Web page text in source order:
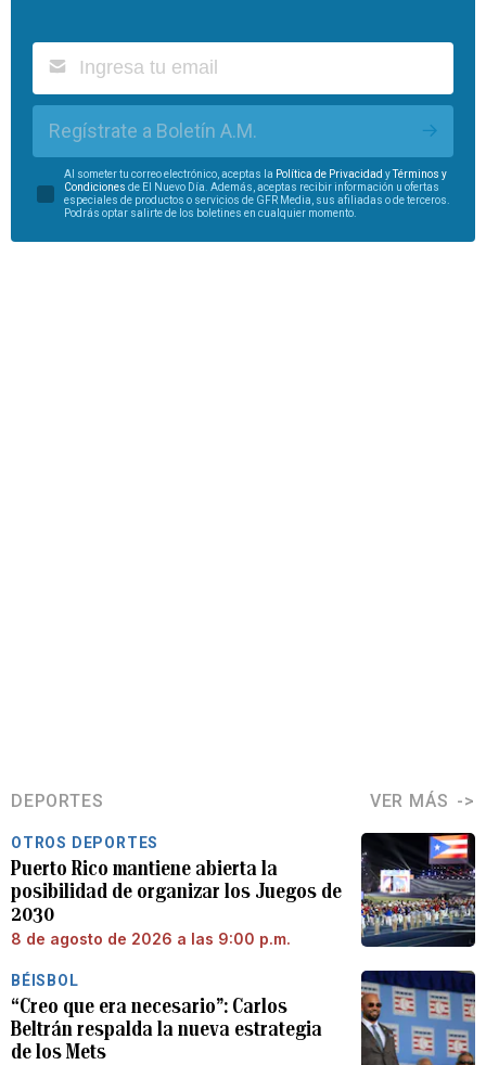
Regístrate a Boletín A.M.
Al someter tu correo electrónico, aceptas la Política de Privacidad yTérminos y
Condiciones de El Nuevo Día. Además, aceptas recibir información u ofertas
especiales de productos o servicios de GFR Media, sus afiliadas o de terceros.
Podrás optar salirte de los boletines en cualquier momento.
DEPORTES VER MÁS
OTROS DEPORTES
Puerto Rico mantiene abierta la
posibilidad de organizar los Juegos de
2030
8 de agosto de 2026 a las 9:00 p.m.
BÉISBOL
“Creo que era necesario”: Carlos
Beltrán respalda la nueva estrategia
de los Mets